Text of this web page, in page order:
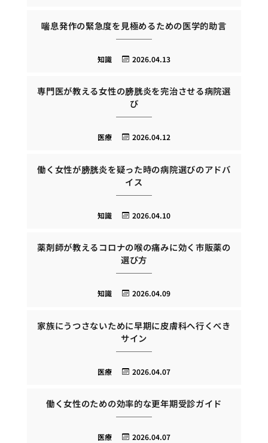
喘息発作の緊急度を見極めるための医学的助言
2026.04.13
知識
専門医が教える女性の膀胱炎を完治させる病院選
び
2026.04.12
医療
働く女性が膀胱炎を疑った時の病院選びのアドバ
イス
2026.04.10
知識
薬剤師が教えるコロナの喉の痛みに効く市販薬の
選び方
2026.04.09
知識
家族にうつさないために早期に皮膚科へ行くべき
サイン
2026.04.07
医療
働く女性のための効率的な更年期受診ガイド
2026.04.07
医療